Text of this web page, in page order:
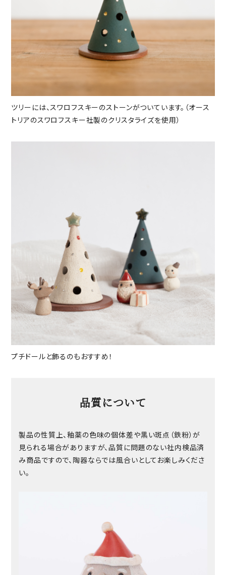
ツリーには、スワロフスキーのストーンがついています。（オース
トリアのスワロフスキー社製のクリスタライズを使用）
プチドールと飾るのもおすすめ！
品質について
製品の性質上、釉薬の色味の個体差や黒い斑点（鉄粉）が
見られる場合がありますが、品質に問題のない社内検品済
み商品ですので、陶器ならでは風合いとしてお楽しみくださ
い。